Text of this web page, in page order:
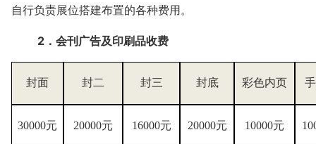
自行负责展位搭建布置的各种费用。
2．会刊广告及印刷品收费
封面 封二 封三 封底 彩色内页
30000元 20000元 16000元 20000元 10000元